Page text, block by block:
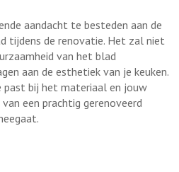
aandacht te besteden aan de
tijdens de renovatie. Het zal niet
van het blad
aan de esthetiek van je keuken.
past bij het materiaal en jouw
een prachtig gerenoveerd